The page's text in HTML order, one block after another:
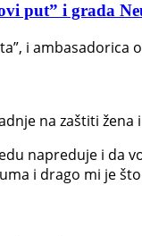
put” i grada
i
na zaštiti žena
napreduje i
i drago mi je